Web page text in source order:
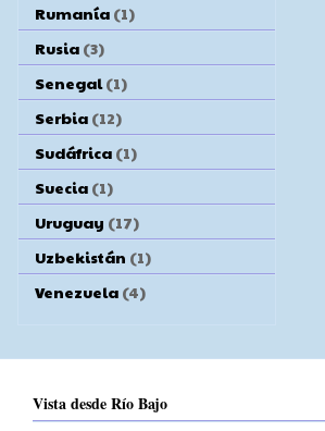
Rumanía (1)
Rusia (3)
Senegal (1)
Serbia (12)
Sudáfrica (1)
Suecia (1)
Uruguay (17)
Uzbekistán (1)
Venezuela (4)
Vista desde Río Bajo